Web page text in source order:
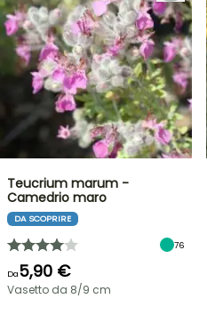
Teucrium marum -
Camedrio maro
DA SCOPRIRE
76
Da5,90 €
Vasetto da 8/9 cm